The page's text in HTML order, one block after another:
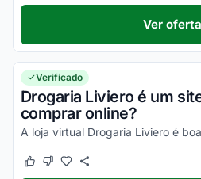
Ver oferta
Verificado
Drogaria Liviero é um
comprar online?
Este cupom funcionou
Este cupom não funcionou